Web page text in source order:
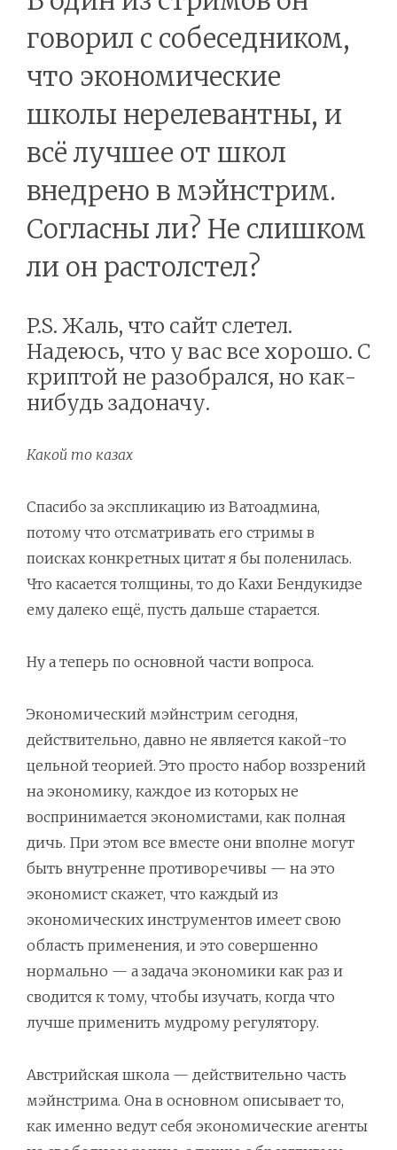
говорил с собеседником,
что экономические
школы нерелевантны, и
всё лучшее от школ
внедрено в мэйнстрим.
Согласны ли? Не слишком
ли он растолстел?
P.S. Жаль, что сайт слетел.
Надеюсь, что у вас все хорошо. С
криптой не разобрался, но как-
нибудь задоначу.
Какой то казах
Спасибо за экспликацию из Ватоадмина,
потому что отсматривать его стримы в
поисках конкретных цитат я бы поленилась.
Что касается толщины, то до Кахи Бендукидзе
ему далеко ещё, пусть дальше старается.
Ну а теперь по основной части вопроса.
Экономический мэйнстрим сегодня,
действительно, давно не является какой-то
цельной теорией. Это просто набор воззрений
на экономику, каждое из которых не
воспринимается экономистами, как полная
дичь. При этом все вместе они вполне могут
быть внутренне противоречивы — на это
экономист скажет, что каждый из
экономических инструментов имеет свою
область применения, и это совершенно
нормально — а задача экономики как раз и
сводится к тому, чтобы изучать, когда что
лучше применить мудрому регулятору.
Австрийская школа — действительно часть
мэйнстрима. Она в основном описывает то,
как именно ведут себя экономические агенты